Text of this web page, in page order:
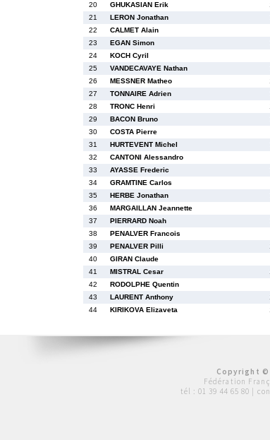
20
GHUKASIAN Erik
21
LERON Jonathan
22
CALMET Alain
23
EGAN Simon
24
KOCH Cyril
25
VANDECAVAYE Nathan
26
MESSNER Matheo
27
TONNAIRE Adrien
28
TRONC Henri
29
BACON Bruno
30
COSTA Pierre
31
HURTEVENT Michel
32
CANTONI Alessandro
33
AYASSE Frederic
34
GRAMTINE Carlos
35
HERBE Jonathan
36
MARGAILLAN Jeannette
37
PIERRARD Noah
38
PENALVER Francois
39
PENALVER Pilli
40
GIRAN Claude
41
MISTRAL Cesar
42
RODOLPHE Quentin
43
LAURENT Anthony
44
KIRIKOVA Elizaveta
Copyright ©
Fédération
tél : 01 39 44 65 80 |